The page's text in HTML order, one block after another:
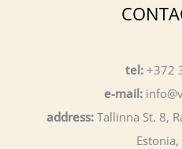
tel: +372
e-mail:
address:Tallinna St. 8,